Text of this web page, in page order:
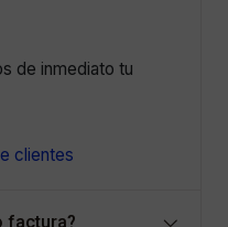
de inmediato tu
clientes
factura?